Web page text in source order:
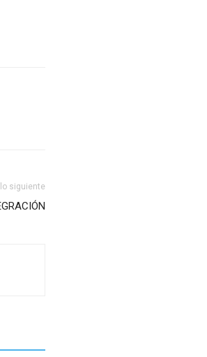
siguiente